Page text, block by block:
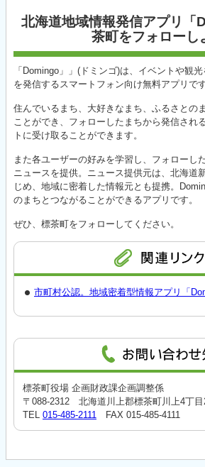
北海道地域情報発信アプリ「
茶町をフォローし
「Domingo」」(ドミンゴ)は、イベントや観
を発信するスマートフォン向け無料アプリです
住んでいるまち、大好きなまち、ふるさとの
ことができ、フォローしたまちから発信され
トに受け取ることができます。
また各ユーザーの好みを学習し、フォローし
ニュースを提供。ニュース提供元は、北海道
じめ、地域に密着した情報元とも提携。
のまちとつながることができるアプリです。
ぜひ、標茶町をフォローしてください。
市町村公認。地域密着型情報アプリ「
標茶町役場 企画財政課企画調整係
〒088-2312 北海道川上郡標茶町川上4丁目
TEL 015-485-2111 FAX 015-485-4111